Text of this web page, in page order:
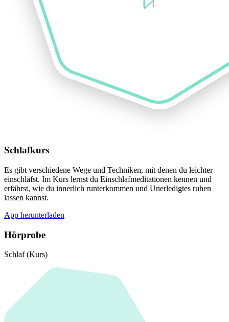
Schlafkurs
Es gibt verschiedene Wege und Techniken, mit denen du leichter
einschläfst. Im Kurs lernst du Einschlafmeditationen kennen und
erfährst, wie du innerlich runterkommen und Unerledigtes ruhen
lassen kannst.
App herunterladen
Hörprobe
Schlaf (Kurs)